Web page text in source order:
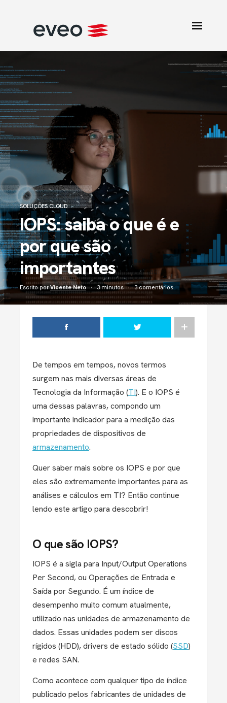
SOLUÇÕES CLOUD
IOPS: saiba o que é e
por que são
importantes
Escrito porVicente Neto 3 minutos 3 comentários
De tempos em tempos, novos termos
surgem nas mais diversas áreas de
Tecnologia da Informação (TI). E o IOPS é
uma dessas palavras, compondo um
importante indicador para a medição das
propriedades de dispositivos de
armazenamento.
Quer saber mais sobre os IOPS e por que
eles são extremamente importantes para as
análises e cálculos em TI? Então continue
lendo este artigo para descobrir!
O que são IOPS?
IOPS é a sigla para Input/Output Operations
Per Second, ou Operações de Entrada e
Saída por Segundo. É um índice de
desempenho muito comum atualmente,
utilizado nas unidades de armazenamento de
dados. Essas unidades podem ser discos
rígidos (HDD), drivers de estado sólido (SSD)
e redes SAN.
Como acontece com qualquer tipo de índice
publicado pelos fabricantes de unidades de